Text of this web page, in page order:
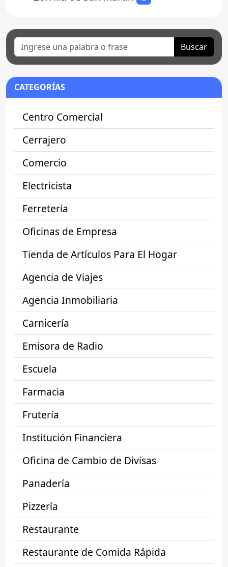
Buscar
CATEGORÍAS
Centro Comercial
Cerrajero
Comercio
Electricista
Ferretería
Oficinas de Empresa
Tienda de Artículos Para El Hogar
Agencia de Viajes
Agencia Inmobiliaria
Carnicería
Emisora de Radio
Escuela
Farmacia
Frutería
Institución Financiera
Oficina de Cambio de Divisas
Panadería
Pizzería
Restaurante
Restaurante de Comida Rápida